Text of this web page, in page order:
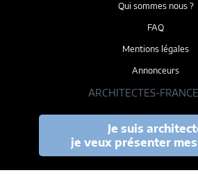
Qui sommes nous ?
FAQ
Mentions légales
Annonceurs
ARCHITECTES-
Je suis
je veux présenter